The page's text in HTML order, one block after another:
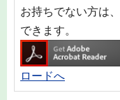
お持ちでない方は
できます。
ロードへ